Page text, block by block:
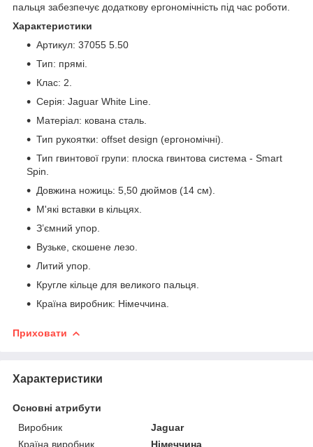
пальця забезпечує додаткову ергономічність під час роботи.
Характеристики
Артикул: 37055 5.50
Тип: прямі.
Клас: 2.
Серія: Jaguar White Line.
Матеріал: кована сталь.
Тип рукоятки: offset design (ергономічні).
Тип гвинтової групи: плоска гвинтова система - Smart
Spin.
Довжина ножиць: 5,50 дюймов (14 см).
М'які вставки в кільцях.
З’ємний упор.
Вузьке, скошене лезо.
Литий упор.
Кругле кільце для великого пальця.
Країна виробник: Німеччина.
Приховати
Характеристики
Основні атрибути
Виробник
Jaguar
Країна виробник
Німеччина